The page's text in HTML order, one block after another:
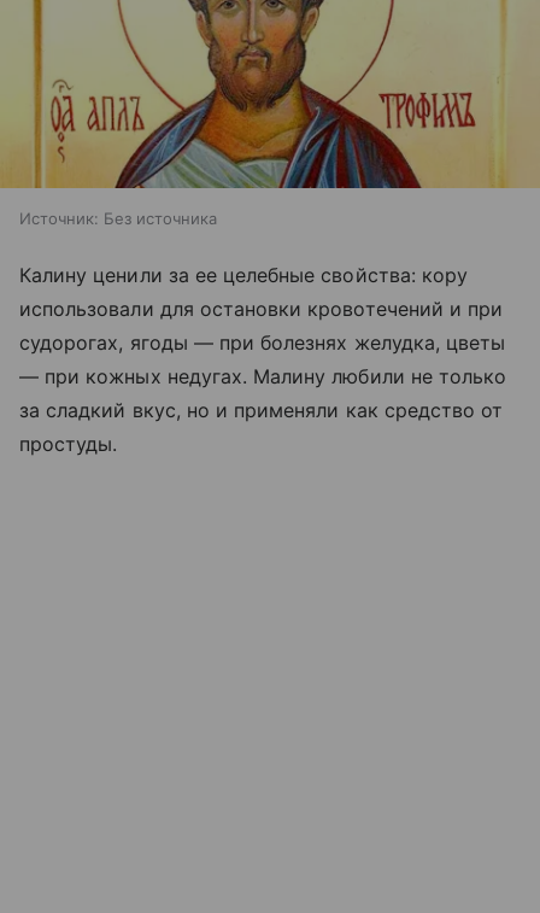
Источник: Без источника
Калину ценили за ее целебные свойства: кору
использовали для остановки кровотечений и при
судорогах, ягоды — при болезнях желудка, цветы
— при кожных недугах. Малину любили не только
за сладкий вкус, но и применяли как средство от
простуды.